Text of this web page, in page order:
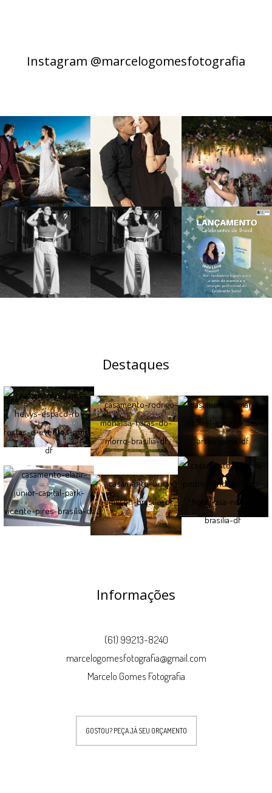
Instagram @marcelogomesfotografia
Destaques
Informações
(61) 99213-8240
marcelogomesfotografia@gmail.com
Marcelo Gomes Fotografia
GOSTOU? PEÇA JÁ SEU ORÇAMENTO